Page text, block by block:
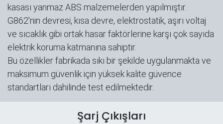
kasası yanmaz ABS malzemelerden yapılmıştır.
G862'nin devresi, kısa devre, elektrostatik, aşırı voltaj
ve sıcaklık gibi ortak hasar faktörlerine karşı çok sayıda
elektrik koruma katmanına sahiptir.
Bu özellikler fabrikada sıkı bir şekilde uygulanmakta ve
maksimum güvenlik için yüksek kalite güvence
standartları dahilinde test edilmektedir.
Şarj Çıkışları